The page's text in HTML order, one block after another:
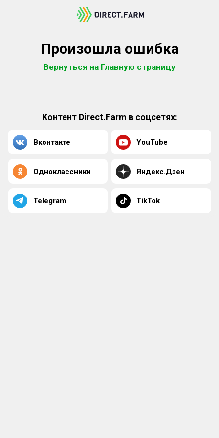
Произошла ошибка
Вернуться на Главную страницу
Контент Direct.Farm в соцсетях:
Вконтакте YouTube
Одноклассники Яндекс.Дзен
Telegram TikTok